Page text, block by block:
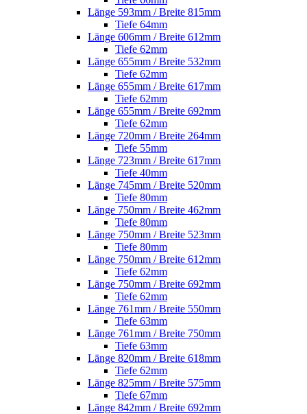
Länge 593mm / Breite 815mm
Tiefe 64mm
Länge 606mm / Breite 612mm
Tiefe 62mm
Länge 655mm / Breite 532mm
Tiefe 62mm
Länge 655mm / Breite 617mm
Tiefe 62mm
Länge 655mm / Breite 692mm
Tiefe 62mm
Länge 720mm / Breite 264mm
Tiefe 55mm
Länge 723mm / Breite 617mm
Tiefe 40mm
Länge 745mm / Breite 520mm
Tiefe 80mm
Länge 750mm / Breite 462mm
Tiefe 80mm
Länge 750mm / Breite 523mm
Tiefe 80mm
Länge 750mm / Breite 612mm
Tiefe 62mm
Länge 750mm / Breite 692mm
Tiefe 62mm
Länge 761mm / Breite 550mm
Tiefe 63mm
Länge 761mm / Breite 750mm
Tiefe 63mm
Länge 820mm / Breite 618mm
Tiefe 62mm
Länge 825mm / Breite 575mm
Tiefe 67mm
Länge 842mm / Breite 692mm